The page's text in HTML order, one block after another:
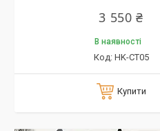
3 550 ₴
В наявності
HK-CT05
Купити